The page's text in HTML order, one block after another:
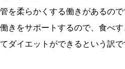
を柔らかくする働きがあるの
きをサポートするので、食べ
ダイエットができるという訳で